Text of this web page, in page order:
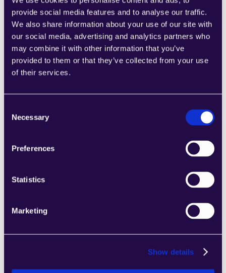
provide social media features and to analyse our traffic.
We also share information about your use of our site with
our social media, advertising and analytics partners who
may combine it with other information that you’ve
provided to them or that they’ve collected from your use
of their services.
Selection
Necessary
Preferences
Statistics
Marketing
Show details
ayudan a las empresas a cumplir con los requisitos
regulatorios.
El seguimiento automatizado de inventario previene
la escasez de stock y el exceso de inventario.
La automatización financiera asegura reportes y
previsión precisos.
automatización personalizada para el procesamiento
errores costosos.
La automatización va más allá de la eficiencia: también
analizan grandes volúmenes de datos en
tiempo real, proporcionando información valiosa que
Agentes AI en acción:
y optimizan campañas.
Herramientas de automatización de RRHH agilizan el